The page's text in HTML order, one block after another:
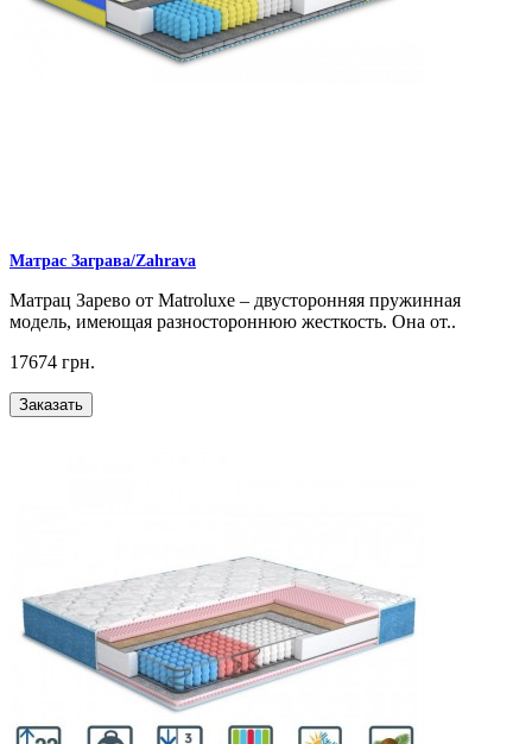
Матрас Заграва/Zahrava
Матрац Зарево от Matroluxe – двусторонняя пружинная
модель, имеющая разностороннюю жесткость. Она от..
17674 грн.
Заказать